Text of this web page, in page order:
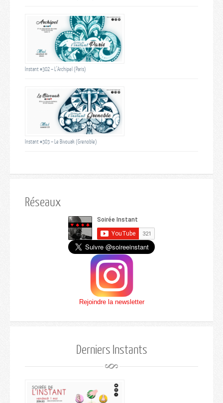
Instant #302 – L’Archipel (Paris)
Instant #303 – Le Bivouak (Grenoble)
Réseaux
Rejoindre la newsletter
Derniers Instants